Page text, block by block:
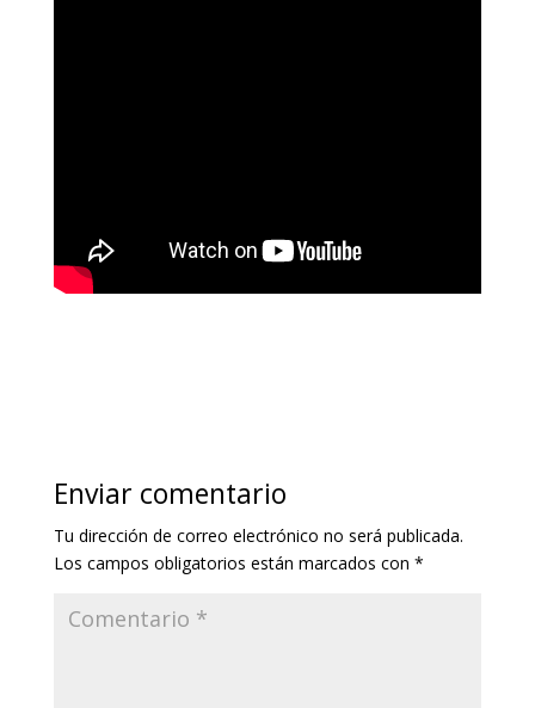
Enviar comentario
Tu dirección de correo electrónico no será publicada.
Los campos obligatorios están marcados con *